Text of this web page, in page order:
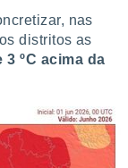
nas
distritos as
3 ºC acima da